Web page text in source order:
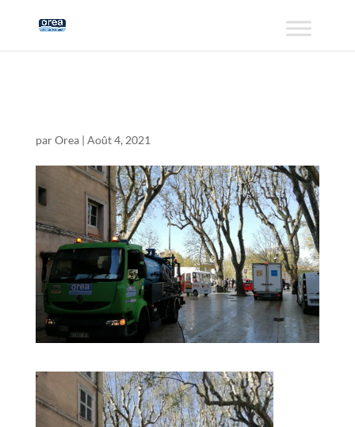
parOrea| Août 4, 2021